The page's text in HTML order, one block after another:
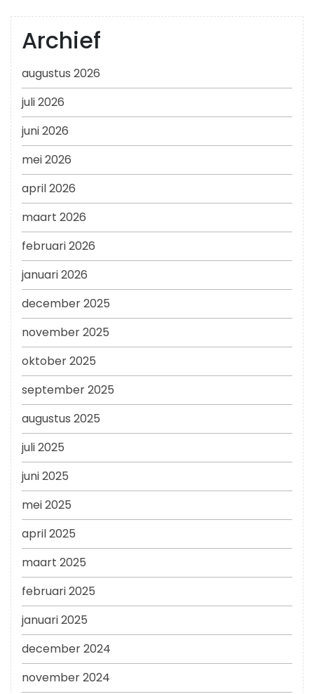
Archief
augustus 2026
juli 2026
juni 2026
mei 2026
april 2026
maart 2026
februari 2026
januari 2026
december 2025
november 2025
oktober 2025
september 2025
augustus 2025
juli 2025
juni 2025
mei 2025
april 2025
maart 2025
februari 2025
januari 2025
december 2024
november 2024